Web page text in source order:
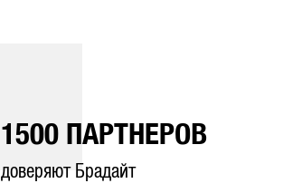
1500 ПАРТНЕРОВ
доверяют Брадайт